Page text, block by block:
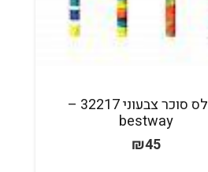
נודלס סוכר צבעוני 32217 –
bestway
₪45